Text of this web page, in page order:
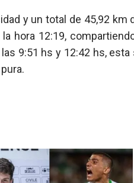
y un total de 45,92
hora 12:19,
9:51 hs y 12:42 hs,